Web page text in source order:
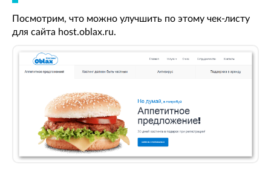
Посмотрим, что можно улучшить по этому чек-листу
для сайта host.oblax.ru.